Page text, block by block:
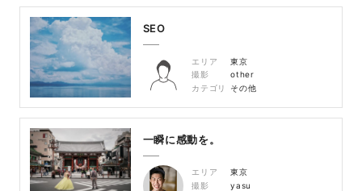
SEO
エリア
東京
撮影
other
カテゴリ
その他
一瞬に感動を。
エリア
東京
撮影
yasu